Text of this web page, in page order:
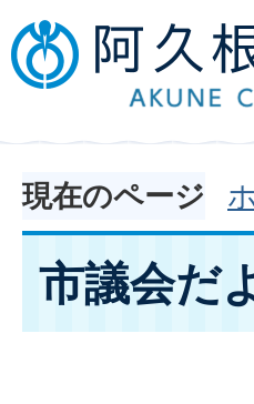
現在のページ
市議会だ